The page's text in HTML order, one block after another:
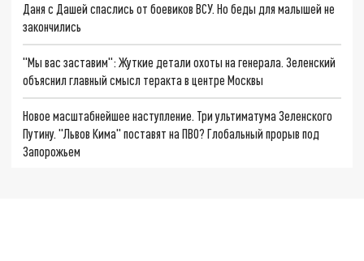
Даня с Дашей спаслись от боевиков ВСУ. Но беды для малышей не
закончились
"Мы вас заставим": Жуткие детали охоты на генерала. Зеленский
объяснил главный смысл теракта в центре Москвы
Новое масштабнейшее наступление. Три ультиматума Зеленского
Путину. "Львов Кима" поставят на ПВО? Глобальный прорыв под
Запорожьем